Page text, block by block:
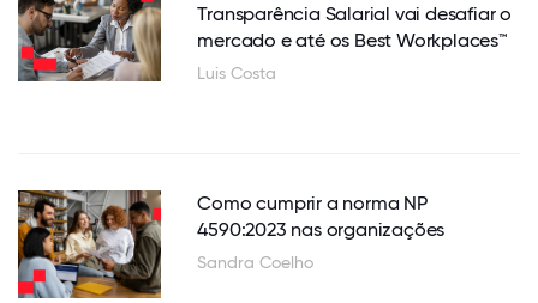
Transparência Salarial vai desafiar o
mercado e até os Best Workplaces™
Luis Costa
Como cumprir a norma NP
4590:2023 nas organizações
Sandra Coelho